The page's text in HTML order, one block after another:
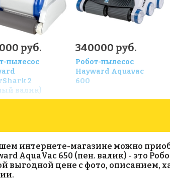
руб.
пылесос
2
валик)
340000 руб.
Робот-пылесос
Hayward Aquavac
600
интернете-магазине можно
AquaVac 650 (пен. валик) - это
выгодной цене с фото, описанием,